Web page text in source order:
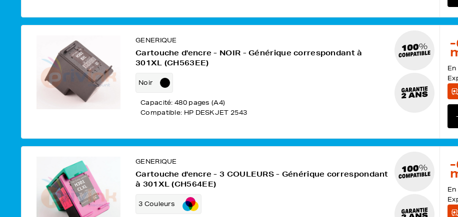
GENERIQUE
Cartouche d'encre - NOIR - Générique correspondant à
301XL (CH563EE)
Noir
Capacité: 480 pages (A4)
Compatible: HP DESKJET 2543
GENERIQUE
Cartouche d'encre - 3 COULEURS - Générique correspondant
à 301XL (CH564EE)
3 Couleurs